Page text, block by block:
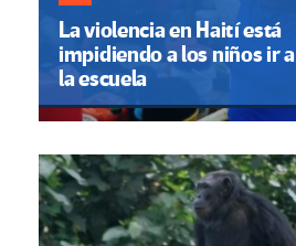
La violencia en Haití está
impidiendo a los niños ir a
la escuela